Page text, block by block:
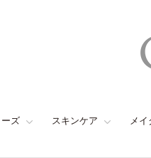
ズ スキンケア メイ